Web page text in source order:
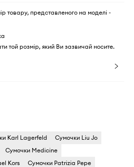
товару, представленого на моделі -
той розмір, який Ви зазвичай носите.
Karl Lagerfeld
Сумочки Liu Jo
Сумочки Medicine
Kors
Сумочки Patrizia Pepe